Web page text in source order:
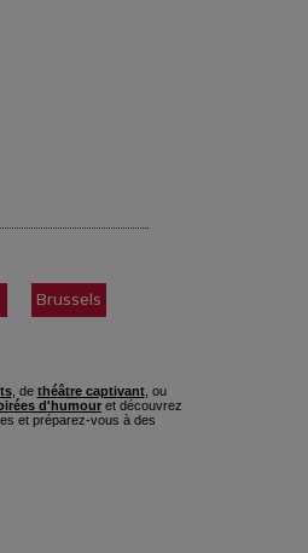
Brussels
, de théâtre captivant, ou
d'humour et découvrez
et préparez-vous à des